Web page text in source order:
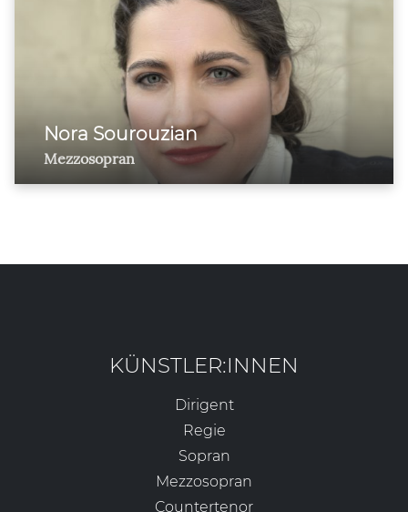
Nora Sourouzian
Mezzosopran
KÜNSTLER:INNEN
Dirigent
Regie
Sopran
Mezzosopran
Countertenor